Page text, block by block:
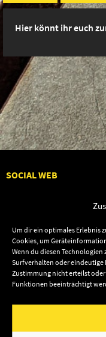
Um dir ein optimales Erlebnis
Cookies, um
Wenn du diesen
Surfverhalten oder eindeutige
Zustimmung nicht erteilst
Funktionen beeinträchtigt
Hier könnt ihr euch
SOCIAL WEB
Audiolith
News
Artists